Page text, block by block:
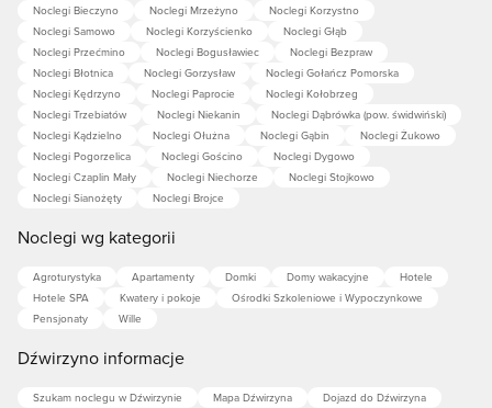
Noclegi Bieczyno
Noclegi Mrzeżyno
Noclegi Korzystno
Noclegi Samowo
Noclegi Korzyścienko
Noclegi Głąb
Noclegi Przećmino
Noclegi Bogusławiec
Noclegi Bezpraw
Noclegi Błotnica
Noclegi Gorzysław
Noclegi Gołańcz Pomorska
Noclegi Kędrzyno
Noclegi Paprocie
Noclegi Kołobrzeg
Noclegi Trzebiatów
Noclegi Niekanin
Noclegi Dąbrówka (pow. świdwiński)
Noclegi Kądzielno
Noclegi Ołużna Noclegi Gąbin
Noclegi Żukowo
Noclegi Pogorzelica
Noclegi Gościno
Noclegi Dygowo
Noclegi Czaplin Mały
Noclegi Niechorze
Noclegi Stojkowo
Noclegi Sianożęty
Noclegi Brojce
Noclegi wg kategorii
Agroturystyka Apartamenty Domki Domy wakacyjne
Hotele
Hotele SPA
Kwatery i pokoje
Ośrodki Szkoleniowe i Wypoczynkowe
Pensjonaty
Wille
Dźwirzyno informacje
Szukam noclegu w Dźwirzynie Mapa Dźwirzyna
Dojazd do Dźwirzyna